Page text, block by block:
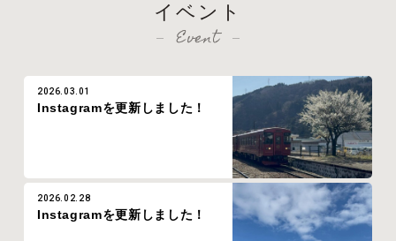
イベント
Event
2026.03.01
Instagramを更新しました！
2026.02.28
Instagramを更新しました！